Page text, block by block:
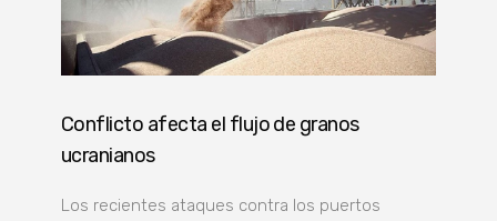
Conflicto afecta el flujo de granos
ucranianos
Los recientes ataques contra los puertos